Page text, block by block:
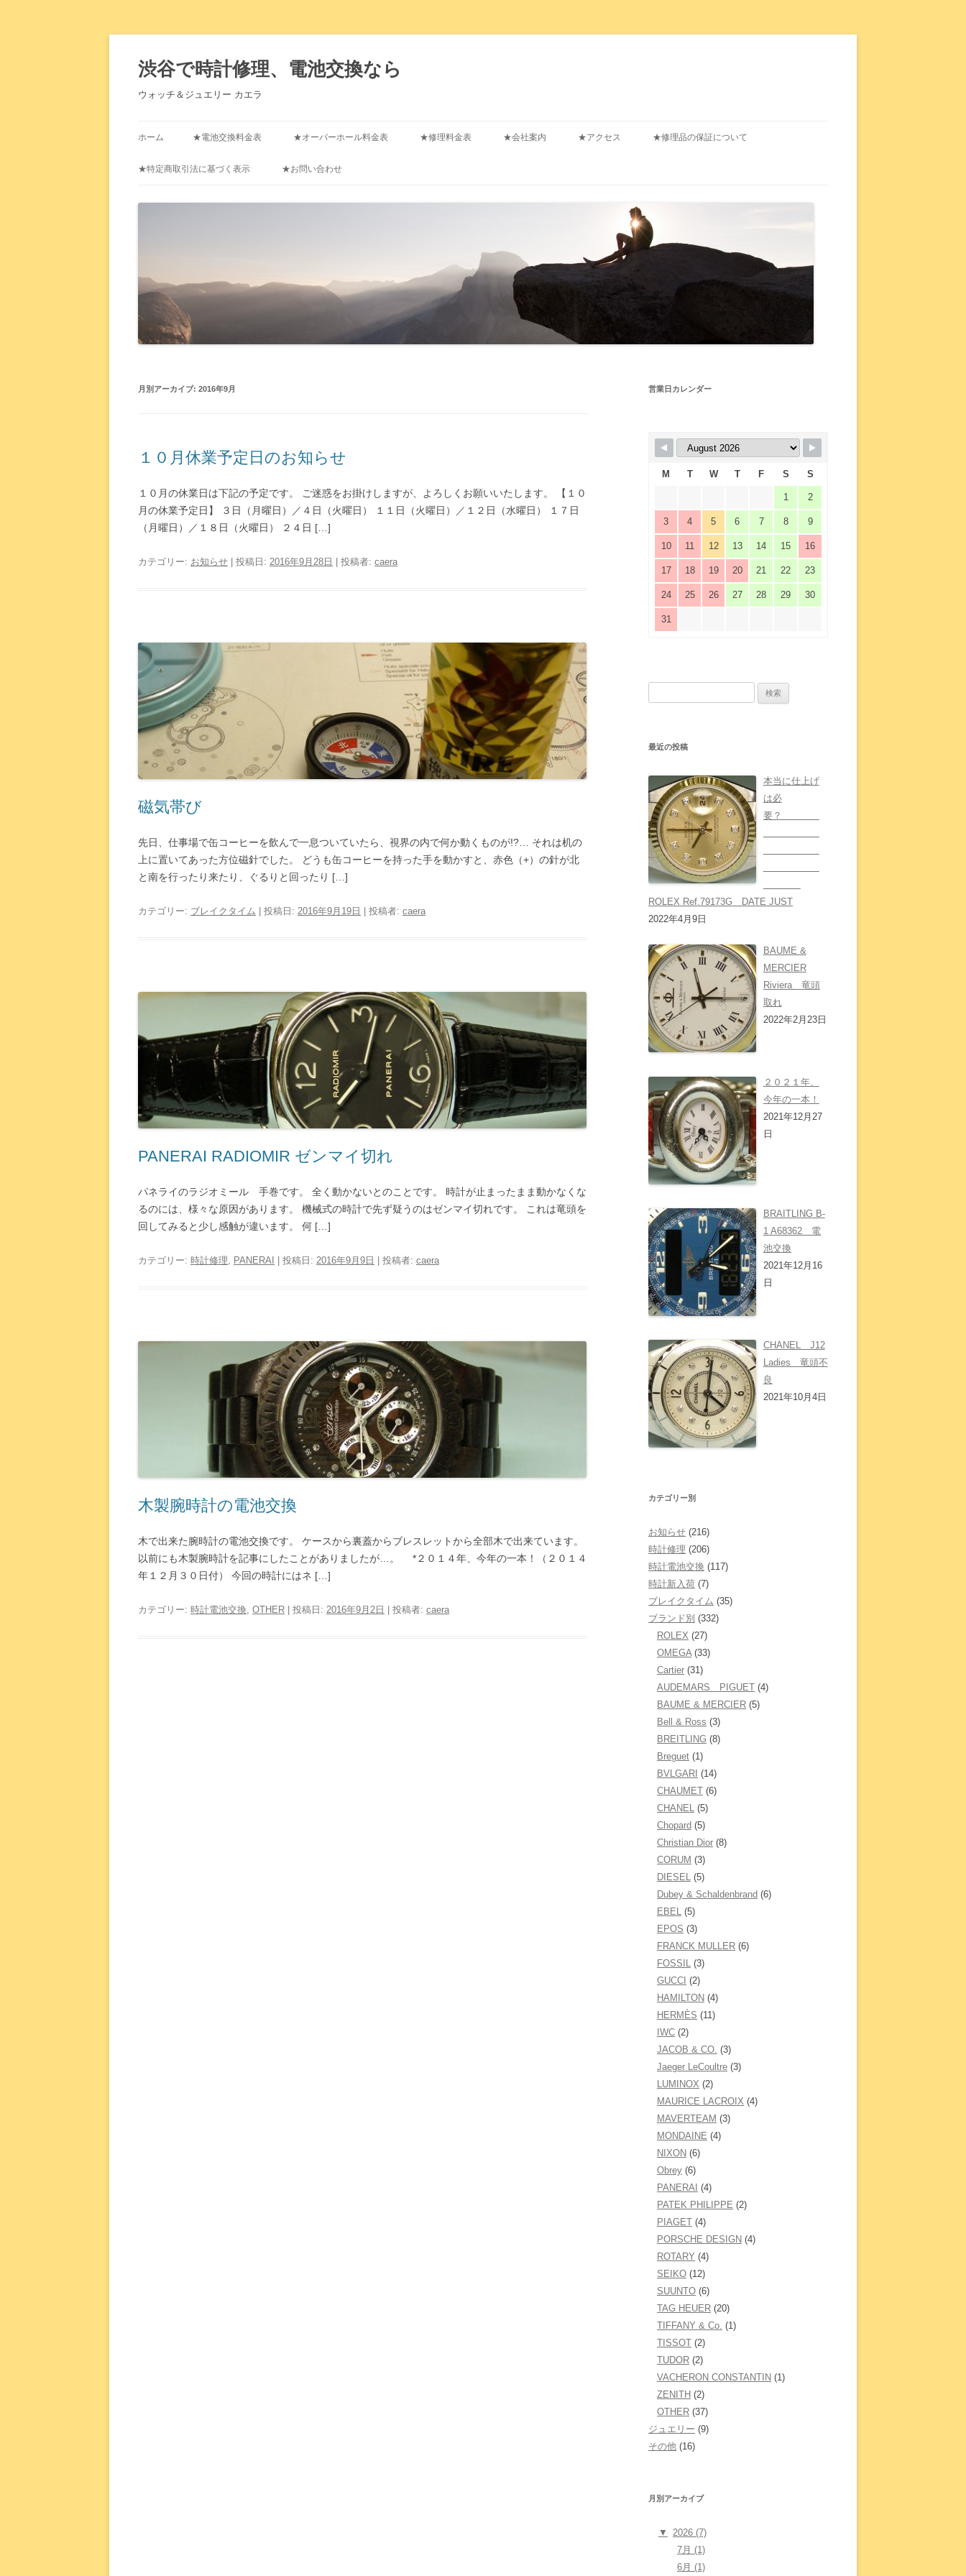
渋谷で時計修理、電池交換なら
ウォッチ＆ジュエリー カエラ
ホーム ★電池交換料金表 ★オーバーホール料金表 ★修理料金表 ★会社案内 ★アクセス ★修理品の保証について
★特定商取引法に基づく表示 ★お問い合わせ
月別アーカイブ: 2016年9月
１０月休業予定日のお知らせ
１０月の休業日は下記の予定です。 ご迷惑をお掛けしますが、よろしくお願いいたします。 【１０
月の休業予定日】 ３日（月曜日）／４日（火曜日） １１日（火曜日）／１２日（水曜日） １７日
（月曜日）／１８日（火曜日） ２４日 […]
カテゴリー: お知らせ | 投稿日: 2016年9月28日 投稿者: caera
磁気帯び
先日、仕事場で缶コーヒーを飲んで一息ついていたら、視界の内で何か動くものが!?… それは机の
上に置いてあった方位磁針でした。 どうも缶コーヒーを持った手を動かすと、赤色（+）の針が北
と南を行ったり来たり、ぐるりと回ったり […]
カテゴリー: ブレイクタイム | 投稿日: 2016年9月19日 投稿者: caera
PANERAI RADIOMIR ゼンマイ切れ
パネライのラジオミール 手巻です。 全く動かないとのことです。 時計が止まったまま動かなくな
るのには、様々な原因があります。 機械式の時計で先ず疑うのはゼンマイ切れです。 これは竜頭を
回してみると少し感触が違います。 何 […]
カテゴリー: 時計修理, PANERAI | 投稿日: 2016年9月9日 投稿者: caera
木製腕時計の電池交換
木で出来た腕時計の電池交換です。 ケースから裏蓋からブレスレットから全部木で出来ています。
以前にも木製腕時計を記事にしたことがありましたが…。 *２０１４年、今年の一本！（２０１４
年１２月３０日付） 今回の時計にはネ […]
カテゴリー: 時計電池交換, OTHER | 投稿日: 2016年9月2日 投稿者: caera
営業日カレンダー
M T W T F S S
1 2
3 4 5 6 7 8 9
10 11 12 13 14 15 16
17 18 19 20 21 22 23
24 25 26 27 28 29 30
31
最近の投稿
本当に仕上げ
は必
要？
ROLEX Ref.79173G DATE JUST
2022年4月9日
BAUME &
MERCIER
Riviera 竜頭
取れ
2022年2月23日
２０２１年、
今年の一本！
2021年12月27
日
BRAITLING B-
1 A68362 電
池交換
2021年12月16
日
CHANEL J12
Ladies 竜頭不
良
2021年10月4日
カテゴリー別
お知らせ (216)
時計修理 (206)
時計電池交換 (117)
時計新入荷 (7)
ブレイクタイム (35)
ブランド別 (332)
ROLEX (27)
OMEGA (33)
Cartier (31)
AUDEMARS PIGUET (4)
BAUME & MERCIER (5)
Bell & Ross (3)
BREITLING (8)
Breguet (1)
BVLGARI (14)
CHAUMET (6)
CHANEL (5)
Chopard (5)
Christian Dior (8)
CORUM (3)
DIESEL (5)
Dubey & Schaldenbrand (6)
EBEL (5)
EPOS (3)
FRANCK MULLER (6)
FOSSIL (3)
GUCCI (2)
HAMILTON (4)
HERMÈS (11)
IWC (2)
JACOB & CO. (3)
Jaeger LeCoultre (3)
LUMINOX (2)
MAURICE LACROIX (4)
MAVERTEAM (3)
MONDAINE (4)
NIXON (6)
Obrey (6)
PANERAI (4)
PATEK PHILIPPE (2)
PIAGET (4)
PORSCHE DESIGN (4)
ROTARY (4)
SEIKO (12)
SUUNTO (6)
TAG HEUER (20)
TIFFANY & Co. (1)
TISSOT (2)
TUDOR (2)
VACHERON CONSTANTIN (1)
ZENITH (2)
OTHER (37)
ジュエリー (9)
その他 (16)
月別アーカイブ
▼
2026 (7)
7月 (1)
6月 (1)